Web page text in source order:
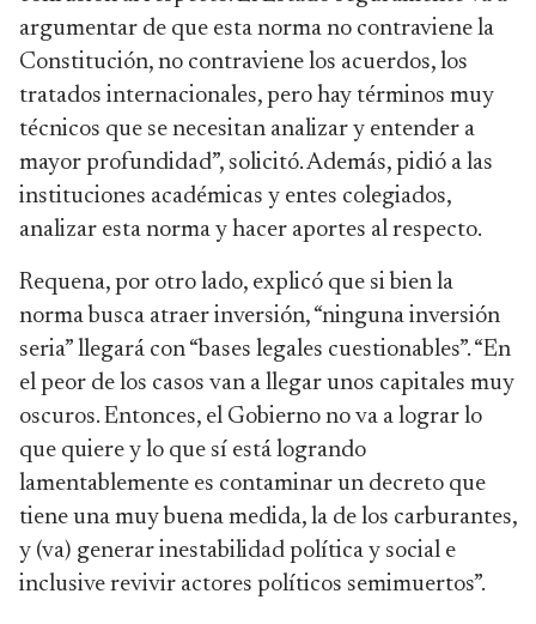
argumentar de que esta norma no contraviene la
Constitución, no contraviene los acuerdos, los
tratados internacionales, pero hay términos muy
técnicos que se necesitan analizar y entender a
mayor profundidad”, solicitó. Además, pidió a las
instituciones académicas y entes colegiados,
analizar esta norma y hacer aportes al respecto.
Requena, por otro lado, explicó que si bien la
norma busca atraer inversión, “ninguna inversión
seria” llegará con “bases legales cuestionables”. “En
el peor de los casos van a llegar unos capitales muy
oscuros. Entonces, el Gobierno no va a lograr lo
que quiere y lo que sí está logrando
lamentablemente es contaminar un decreto que
tiene una muy buena medida, la de los carburantes,
y (va) generar inestabilidad política y social e
inclusive revivir actores políticos semimuertos”.